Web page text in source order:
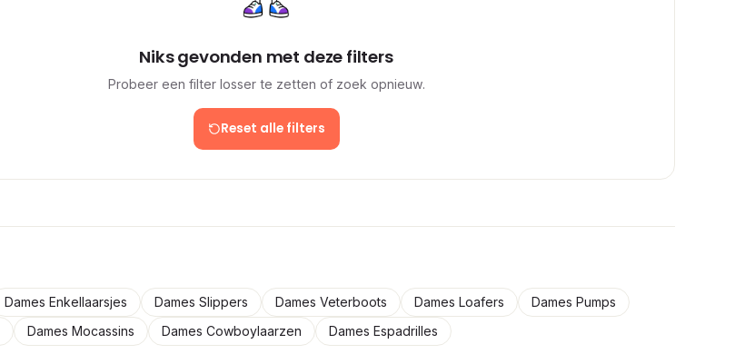
Niks gevonden met deze filters
Probeer een filter losser te zetten of zoek opnieuw.
Reset alle filters
Dames Enkellaarsjes Dames Slippers Dames Veterboots Dames Loafers
Dames Pumps
Dames Mocassins Dames Cowboylaarzen Dames Espadrilles